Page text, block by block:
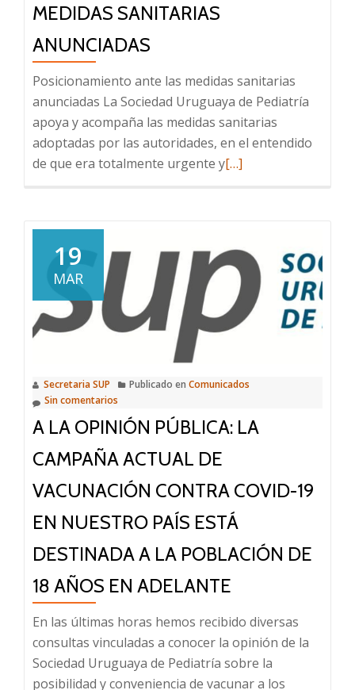
MEDIDAS SANITARIAS
ANUNCIADAS
Posicionamiento ante las medidas sanitarias
anunciadas La Sociedad Uruguaya de Pediatría
apoya y acompaña las medidas sanitarias
adoptadas por las autoridades, en el entendido
de que era totalmente urgente yLeer
ante
las
medidas
sanitarias
anunciadas
[…]
19
MAR
Secretaria SUP Publicado en Comunicados
Sin comentarios
A LA OPINIÓN PÚBLICA: LA
CAMPAÑA ACTUAL DE
VACUNACIÓN CONTRA COVID-19
EN NUESTRO PAÍS ESTÁ
DESTINADA A LA POBLACIÓN DE
18 AÑOS EN ADELANTE
En las últimas horas hemos recibido diversas
consultas vinculadas a conocer la opinión de la
Sociedad Uruguaya de Pediatría sobre la
posibilidad y conveniencia de vacunar a los